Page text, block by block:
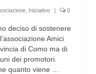
Iniziative | 0
deciso di sostenere
Amici
di Como ma di
dei promotori.
quanto viene …